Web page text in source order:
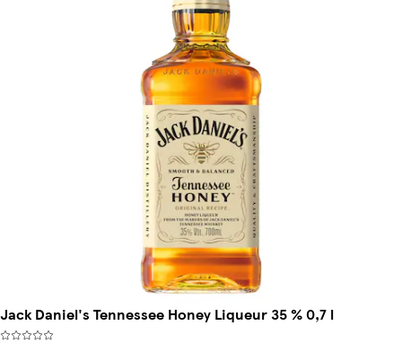
Jack Daniel's Tennessee Honey Liqueur 35 % 0,7 l